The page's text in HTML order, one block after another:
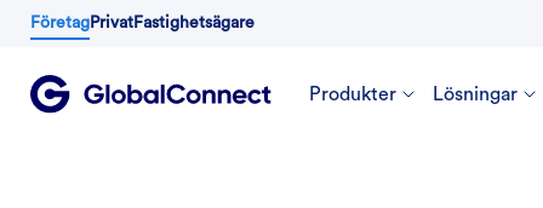
Företag Privat Fastighetsägare
Produkter Lösningar